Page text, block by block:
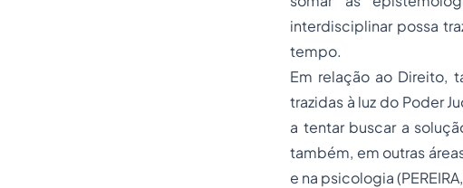
interdisciplinar possa
tempo.
Em relação ao Direito,
trazidas à luz do Poder
a tentar buscar a
também, em outras
e na psicologia